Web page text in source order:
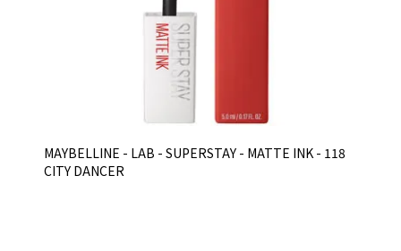
MAYBELLINE - LAB - SUPERSTAY - MATTE INK - 118
CITY DANCER